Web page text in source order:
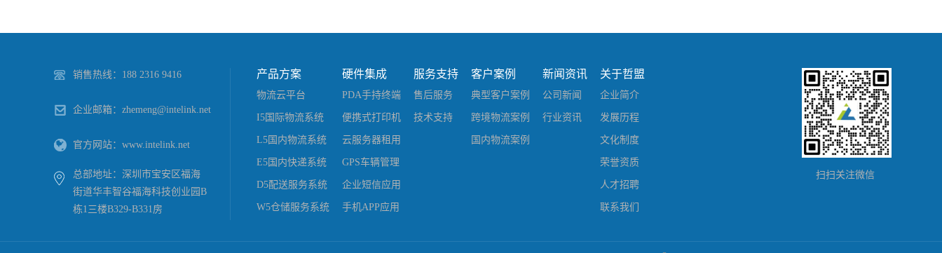
销售热线：188 2316 9416
企业邮箱：zhemeng@intelink.net
官方网站：www.intelink.net
总部地址：深圳市宝安区福海
街道华丰智谷福海科技创业园B
栋1三楼B329-B331房
产品方案
物流云平台
I5国际物流系统
L5国内物流系统
E5国内快递系统
D5配送服务系统
W5仓储服务系统
硬件集成
PDA手持终端
便携式打印机
云服务器租用
GPS车辆管理
企业短信应用
手机APP应用
服务支持
售后服务
技术支持
客户案例
典型客户案例
跨境物流案例
国内物流案例
新闻资讯
公司新闻
行业资讯
关于哲盟
企业简介
发展历程
文化制度
荣誉资质
人才招聘
联系我们
扫扫关注微信